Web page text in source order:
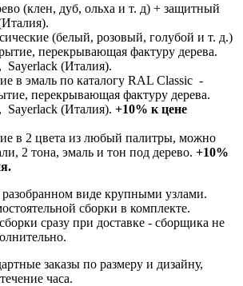
(клен, дуб, ольха и т. д) + защитный
(белый, розовый, голубой и т. д.)
перекрывающая фактуру дерева.
Sayerlack (Италия).
в эмаль по каталогу RAL Classic -
перекрывающая фактуру дерева.
Sayerlack (Италия). +10% к цене
в 2 цвета из любый палитры, можно
2 тона, эмаль и тон под дерево. +10%
разобранном виде крупными узлами.
сборки в комплекте.
сразу при доставке - сборщика не
заказы по размеру и дизайну,
часа.